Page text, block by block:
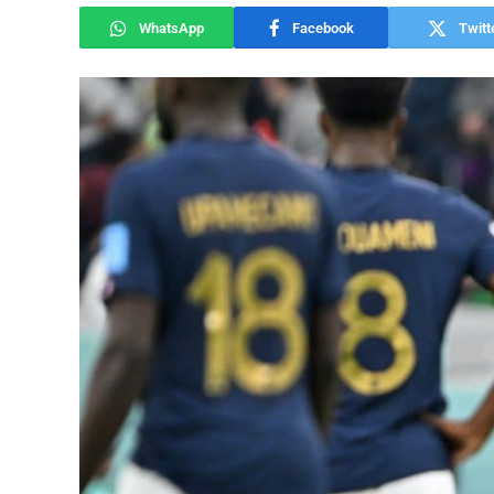
WhatsApp Facebook